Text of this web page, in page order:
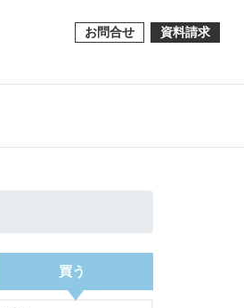
お問合せ 資料請求
買う